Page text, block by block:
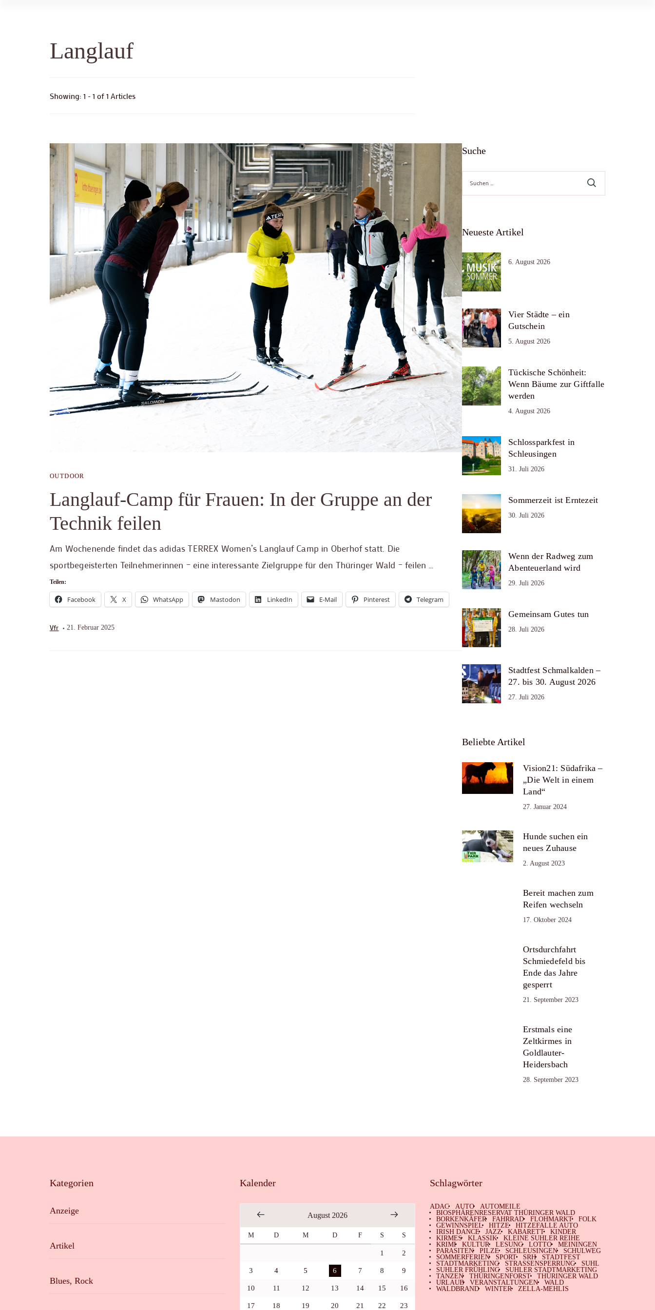
Langlauf
Showing: 1 - 1 of 1 Articles
OUTDOOR
Langlauf-Camp für Frauen: In der Gruppe an der
Technik feilen
Am Wochenende findet das adidas TERREX Women’s Langlauf Camp in Oberhof statt. Die
sportbegeisterten Teilnehmerinnen – eine interessante Zielgruppe für den Thüringer Wald – feilen …
Teilen:
Facebook X WhatsApp Mastodon LinkedIn E-Mail Pinterest Telegram
Vfr 21. Februar 2025
Suche
Suche
nach:
Neueste Artikel
6. August 2026
Vier Städte – ein
Gutschein
5. August 2026
Tückische Schönheit:
Wenn Bäume zur Giftfalle
werden
4. August 2026
Schlossparkfest in
Schleusingen
31. Juli 2026
Sommerzeit ist Erntezeit
30. Juli 2026
Wenn der Radweg zum
Abenteuerland wird
29. Juli 2026
Gemeinsam Gutes tun
28. Juli 2026
Stadtfest Schmalkalden –
27. bis 30. August 2026
27. Juli 2026
Beliebte Artikel
Vision21: Südafrika –
„Die Welt in einem
Land“
27. Januar 2024
Hunde suchen ein
neues Zuhause
2. August 2023
Bereit machen zum
Reifen wechseln
17. Oktober 2024
Ortsdurchfahrt
Schmiedefeld bis
Ende das Jahre
gesperrt
21. September 2023
Erstmals eine
Zeltkirmes in
Goldlauter-
Heidersbach
28. September 2023
Kategorien
Anzeige
Artikel
Blues, Rock
Kalender
August 2026
M D M D F S S
1 2
3 4 5 6 7 8 9
10 11 12 13 14 15 16
17 18 19 20 21 22 23
Schlagwörter
ADAC AUTO
AUTOMEILE
BIOSPHÄRENRESERVAT THÜRINGER WALD
BORKENKÄFER
FAHRRAD FLOHMARKT
FOLK
GEWINNSPIEL
HITZE
HITZEFALLE AUTO
IRISH DANCE
JAZZ KABARETT
KINDER
KIRMES
KLASSIK
KLEINE SUHLER REIHE
KRIMI
KULTUR LESUNG LOTTO
MEININGEN
PARASITEN
PILZE SCHLEUSINGEN
SCHULWEG
SOMMERFERIEN
SPORT SRH
STADTFEST
STADTMARKETING
STRASSENSPERRUNG
SUHL
SUHLER FRÜHLING
SUHLER STADTMARKETING
TANZEN
THÜRINGENFORST
THÜRINGER WALD
URLAUB
VERANSTALTUNGEN
WALD
WALDBRAND
WINTER ZELLA-MEHLIS